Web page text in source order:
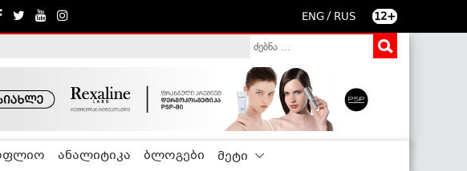
ENG / RUS 12+
ანალიტიკა ბლოგები მეტი